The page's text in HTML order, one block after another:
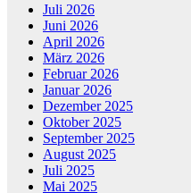
Juli 2026
Juni 2026
April 2026
März 2026
Februar 2026
Januar 2026
Dezember 2025
Oktober 2025
September 2025
August 2025
Juli 2025
Mai 2025